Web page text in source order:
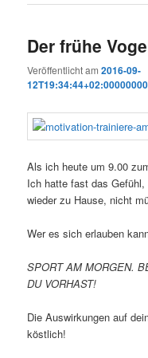
Der frühe
Veröffentlicht am2016-09-
Als ich heute um 9.00
Ich hatte fast das
wieder zu Hause, nicht
Wer es sich erlauben
SPORT AM MORGEN.
DU VORHAST!
Die Auswirkungen auf
köstlich!